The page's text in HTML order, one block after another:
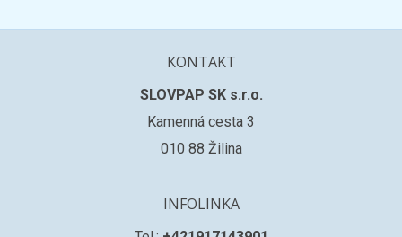
KONTAKT
SLOVPAP SK s.r.o.
Kamenná cesta 3
010 88 Žilina
INFOLINKA